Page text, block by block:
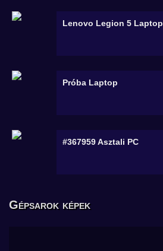
Lenovo Legion 5 Laptop
Próba Laptop
#367959Asztali PC
Gépsarok képek